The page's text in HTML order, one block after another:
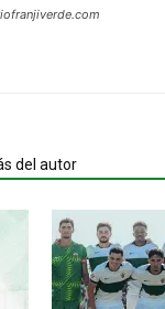
del autor